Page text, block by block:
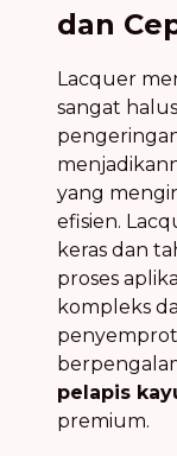
dan
Lacquer
sangat
yang
efisien.
keras dan
proses
kompleks
pelapis
premium.